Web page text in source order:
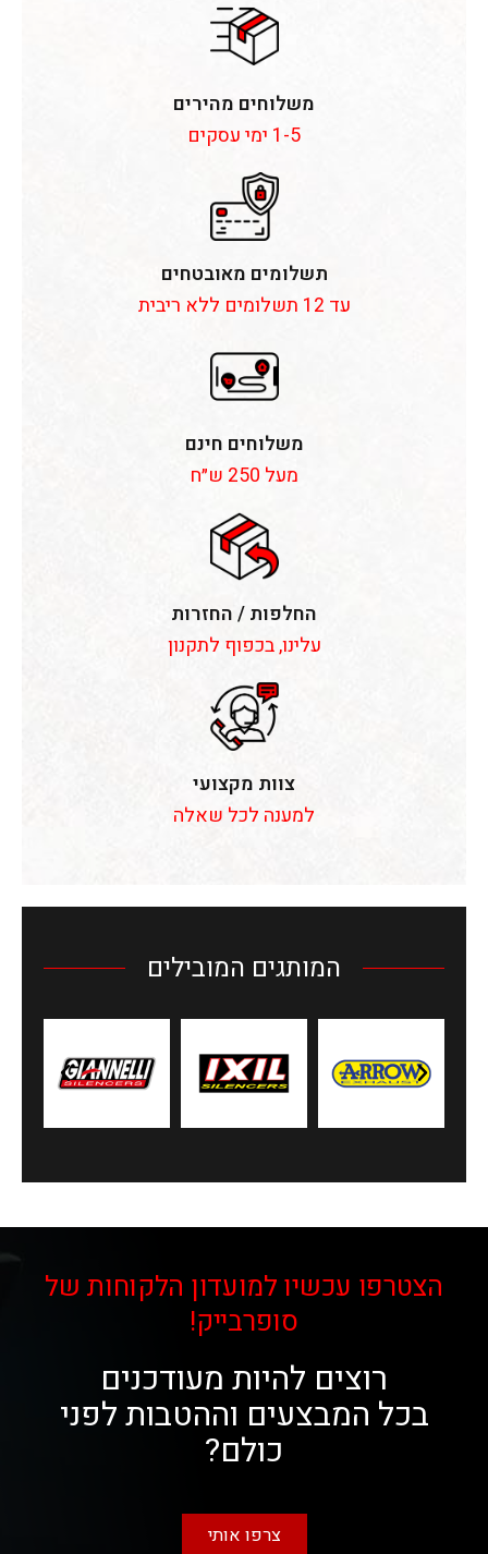
משלוחים מהירים
1-5 ימי עסקים
תשלומים מאובטחים
עד 12 תשלומים ללא ריבית
משלוחים חינם
מעל 250 ש״ח
החלפות / החזרות
עלינו, בכפוף לתקנון
צוות מקצועי
למענה לכל שאלה
המותגים המובילים
הצטרפו עכשיו למועדון הלקוחות של
סופרבייק!
רוצים להיות מעודכנים
בכל המבצעים וההטבות לפני
כולם?
צרפו אותי